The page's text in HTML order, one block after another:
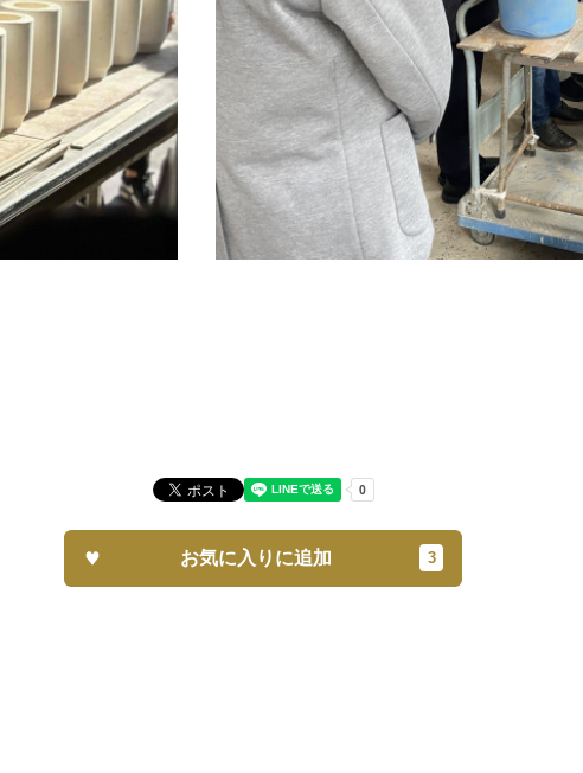
お気に入りに追加